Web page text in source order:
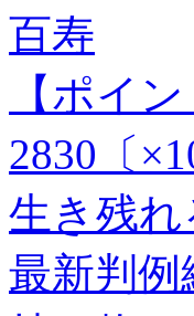
百寿
【ポイ
2830〔
生き残れ
最新判例